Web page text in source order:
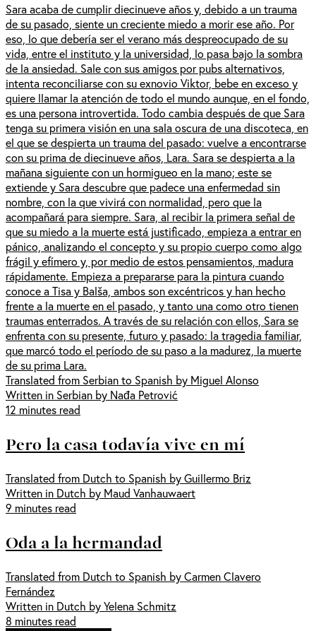
Sara acaba de cumplir diecinueve años y, debido a un trauma
de su pasado, siente un creciente miedo a morir ese año. Por
eso, lo que debería ser el verano más despreocupado de su
vida, entre el instituto y la universidad, lo pasa bajo la sombra
de la ansiedad. Sale con sus amigos por pubs alternativos,
intenta reconciliarse con su exnovio Viktor, bebe en exceso y
quiere llamar la atención de todo el mundo aunque, en el fondo,
es una persona introvertida. Todo cambia después de que Sara
tenga su primera visión en una sala oscura de una discoteca, en
el que se despierta un trauma del pasado: vuelve a encontrarse
con su prima de diecinueve años, Lara. Sara se despierta a la
mañana siguiente con un hormigueo en la mano; este se
extiende y Sara descubre que padece una enfermedad sin
nombre, con la que vivirá con normalidad, pero que la
acompañará para siempre. Sara, al recibir la primera señal de
que su miedo a la muerte está justificado, empieza a entrar en
pánico, analizando el concepto y su propio cuerpo como algo
frágil y efímero y, por medio de estos pensamientos, madura
rápidamente. Empieza a prepararse para la pintura cuando
conoce a Tisa y Balša, ambos son excéntricos y han hecho
frente a la muerte en el pasado, y tanto una como otro tienen
traumas enterrados. A través de su relación con ellos, Sara se
enfrenta con su presente, futuro y pasado: la tragedia familiar,
que marcó todo el período de su paso a la madurez, la muerte
de su prima Lara.
Translated from Serbian to Spanish by Miguel Alonso
Written in Serbian by Nađa Petrović
12 minutes read
Pero la casa todavía vive en mí
Translated from Dutch to Spanish by Guillermo Briz
Written in Dutch by Maud Vanhauwaert
9 minutes read
Oda a la hermandad
Translated from Dutch to Spanish by Carmen Clavero
Fernández
Written in Dutch by Yelena Schmitz
8 minutes read